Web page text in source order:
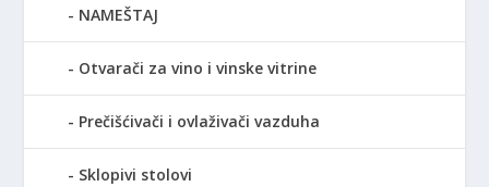
NAMEŠTAJ
Otvarači za vino i vinske vitrine
Prečišćivači i ovlaživači vazduha
Sklopivi stolovi